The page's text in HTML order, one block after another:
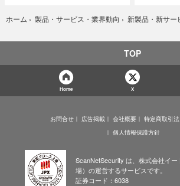
ホーム › 製品・サービス・業界動向 › 新製品・新サー
TOP
Home X
お問合せ 広告掲載 会社概要
特定商取引
個人情報保護方針
ScanNetSecurity は、株式会社イ
場）の運営するサービスです。
証券コード：6038